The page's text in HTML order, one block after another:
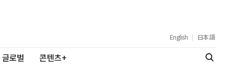
English | 日本語
글로벌 콘텐츠+